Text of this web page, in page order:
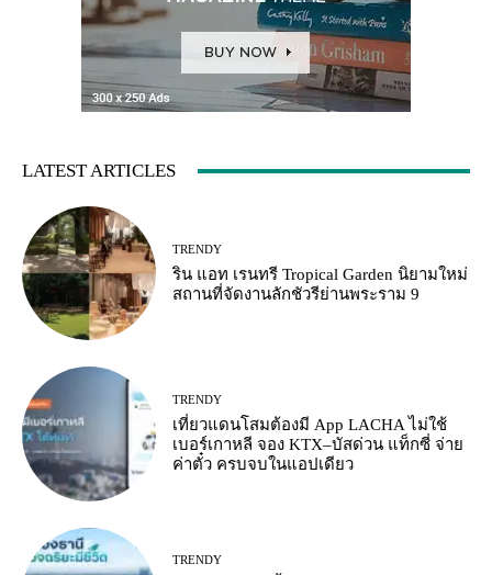
LATEST ARTICLES
TRENDY
ริน แอท เรนทรี Tropical Garden นิยามใหม่
สถานที่จัดงานลักชัวรีย่านพระราม 9
TRENDY
เที่ยวแดนโสมต้องมี App LACHA ไม่ใช้
เบอร์เกาหลี จอง KTX–บัสด่วน แท็กซี่ จ่าย
ค่าตั๋ว ครบจบในแอปเดียว
TRENDY